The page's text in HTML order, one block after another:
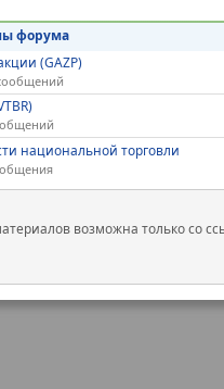
форума
(GAZP)
национальной торговли
возможна только со